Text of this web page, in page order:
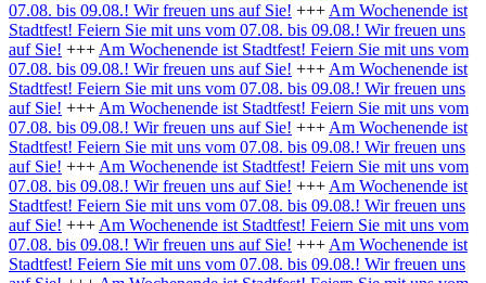
07.08. bis 09.08.! Wir freuen uns auf Sie! +++ Am Wochenende ist
Stadtfest! Feiern Sie mit uns vom 07.08. bis 09.08.! Wir freuen uns
auf Sie! +++ Am Wochenende ist Stadtfest! Feiern Sie mit uns vom
07.08. bis 09.08.! Wir freuen uns auf Sie! +++ Am Wochenende ist
Stadtfest! Feiern Sie mit uns vom 07.08. bis 09.08.! Wir freuen uns
auf Sie! +++ Am Wochenende ist Stadtfest! Feiern Sie mit uns vom
07.08. bis 09.08.! Wir freuen uns auf Sie! +++ Am Wochenende ist
Stadtfest! Feiern Sie mit uns vom 07.08. bis 09.08.! Wir freuen uns
auf Sie! +++ Am Wochenende ist Stadtfest! Feiern Sie mit uns vom
07.08. bis 09.08.! Wir freuen uns auf Sie! +++ Am Wochenende ist
Stadtfest! Feiern Sie mit uns vom 07.08. bis 09.08.! Wir freuen uns
auf Sie! +++ Am Wochenende ist Stadtfest! Feiern Sie mit uns vom
07.08. bis 09.08.! Wir freuen uns auf Sie! +++ Am Wochenende ist
Stadtfest! Feiern Sie mit uns vom 07.08. bis 09.08.! Wir freuen uns